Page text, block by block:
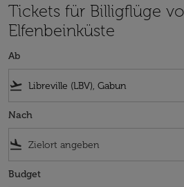
Tickets für Billigflüge
Elfenbeinküste
Ab
flight_takeoff
Nach
flight_land
Budget